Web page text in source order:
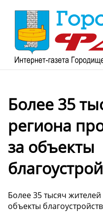
Более 35
региона
за объекты
Более 35 тысяч
объекты